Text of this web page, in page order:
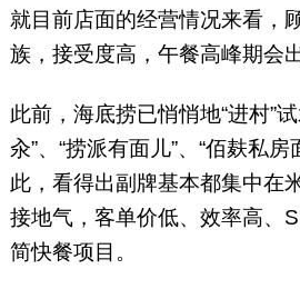
就目前店面的经营情况来看，
族，接受度高，午餐高峰期会
此前，海底捞已悄悄地“进村”
汆”、“捞派有面儿”、“佰麸私
此，看得出副牌基本都集中在
接地气，客单价低、效率高、
简快餐项目。